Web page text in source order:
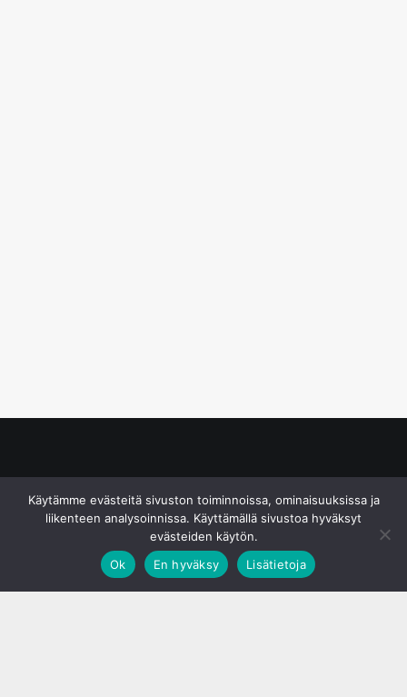
Käytämme evästeitä sivuston toiminnoissa, ominaisuuksissa ja
liikenteen analysoinnissa. Käyttämällä sivustoa hyväksyt
evästeiden käytön.
Ok
En hyväksy Lisätietoja